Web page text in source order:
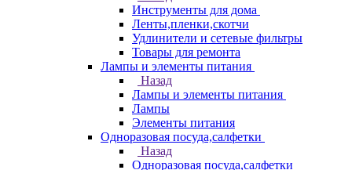
Инструменты для дома
Ленты,пленки,скотчи
Удлинители и сетевые фильтры
Товары для ремонта
Лампы и элементы питания
Назад
Лампы и элементы питания
Лампы
Элементы питания
Одноразовая посуда,салфетки
Назад
Одноразовая посуда,салфетки